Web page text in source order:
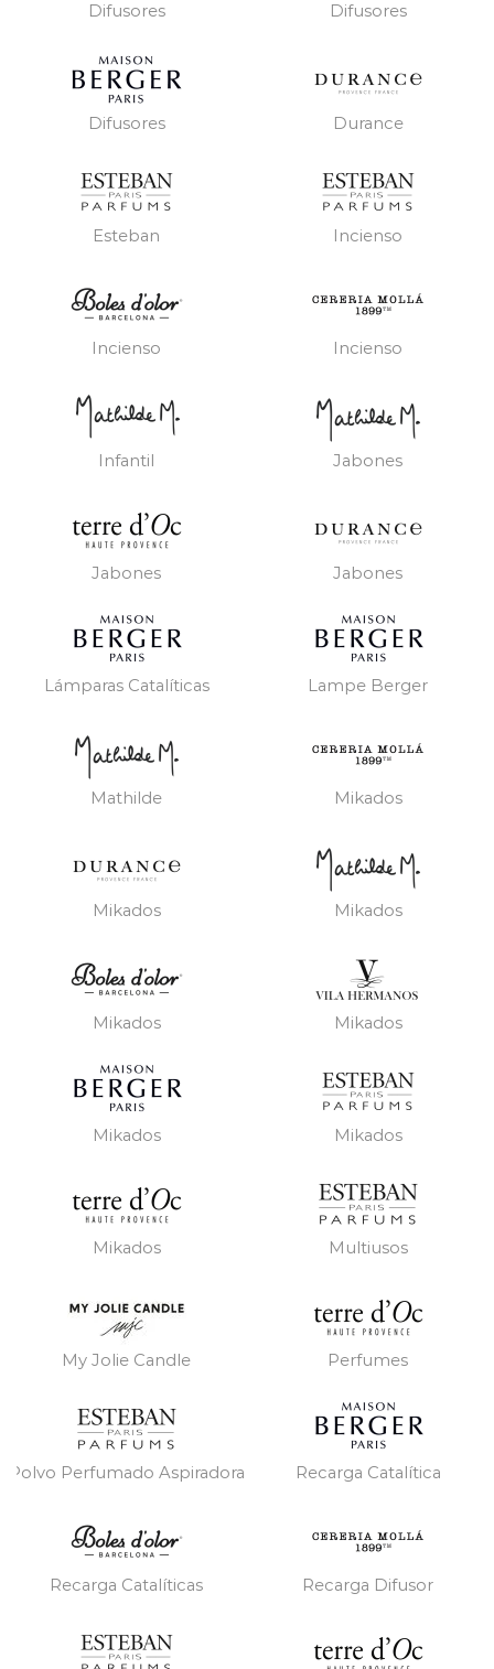
Difusores Difusores
Difusores Durance
Esteban Incienso
Incienso Incienso
Infantil Jabones
Jabones Jabones
Lámparas Catalíticas Lampe Berger
Mathilde Mikados
Mikados Mikados
Mikados Mikados
Mikados Mikados
Mikados Multiusos
My Jolie Candle Perfumes
Polvo Perfumado Aspiradora Recarga Catalítica
Recarga Catalíticas Recarga Difusor